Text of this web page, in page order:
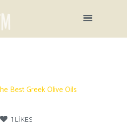
1 LIKES